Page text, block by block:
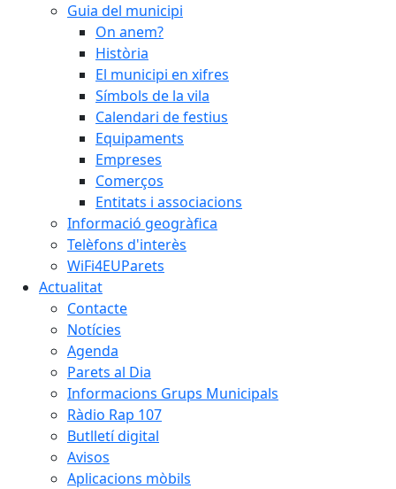
Guia del municipi
On anem?
Història
El municipi en xifres
Símbols de la vila
Calendari de festius
Equipaments
Empreses
Comerços
Entitats i associacions
Informació geogràfica
Telèfons d'interès
WiFi4EUParets
Actualitat
Contacte
Notícies
Agenda
Parets al Dia
Informacions Grups Municipals
Ràdio Rap 107
Butlletí digital
Avisos
Aplicacions mòbils